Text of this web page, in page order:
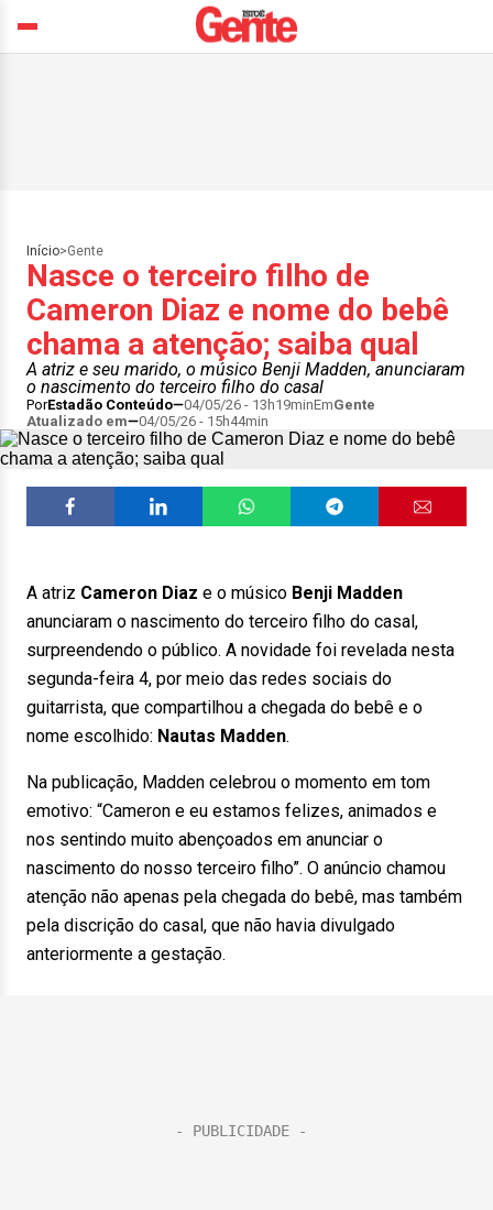
Início>Gente
Nasce o terceiro filho de
Cameron Diaz e nome do bebê
chama a atenção; saiba qual
A atriz e seu marido, o músico Benji Madden, anunciaram
o nascimento do terceiro filho do casal
PorEstadão Conteúdo 04/05/26 - 13h19minEmGente
Atualizado em
04/05/26 - 15h44min
A atriz Cameron Diaz e o músico Benji Madden
anunciaram o nascimento do terceiro filho do casal,
surpreendendo o público. A novidade foi revelada nesta
segunda-feira 4, por meio das redes sociais do
guitarrista, que compartilhou a chegada do bebê e o
nome escolhido: Nautas Madden.
Na publicação, Madden celebrou o momento em tom
emotivo: “Cameron e eu estamos felizes, animados e
nos sentindo muito abençoados em anunciar o
nascimento do nosso terceiro filho”. O anúncio chamou
atenção não apenas pela chegada do bebê, mas também
pela discrição do casal, que não havia divulgado
anteriormente a gestação.